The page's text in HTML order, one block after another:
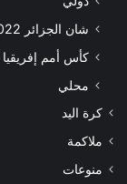
شان الجزائر 2022
كأس أمم إفريقيا
محلي
كرة اليد
ملاكمة
منوعات